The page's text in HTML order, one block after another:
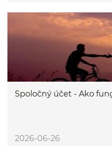
Spoločný účet - Ako
2026-06-26